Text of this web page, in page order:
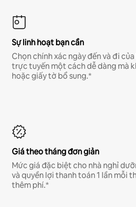
Sự linh hoạt bạn cần
Chọn chính xác ngày đến và đi
trực tuyến một cách dễ dàng mà
hoặc giấy tờ bổ sung.*
Giá theo tháng đơn giản
Mức giá đặc biệt cho nhà nghỉ
và quyền lợi thanh toán 1 lần mỗi
thêm phí.*